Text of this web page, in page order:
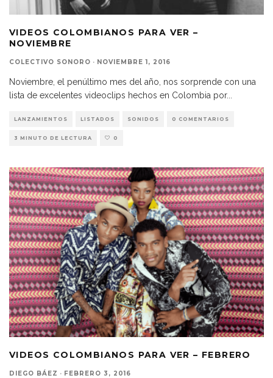
VIDEOS COLOMBIANOS PARA VER –
NOVIEMBRE
COLECTIVO SONORO · NOVIEMBRE 1, 2016
Noviembre, el penúltimo mes del año, nos sorprende con una
lista de excelentes videoclips hechos en Colombia por...
LANZAMIENTOS LISTADOS SONIDOS 0 COMENTARIOS
3 MINUTO DE LECTURA 0
VIDEOS COLOMBIANOS PARA VER – FEBRERO
DIEGO BÁEZ · FEBRERO 3, 2016